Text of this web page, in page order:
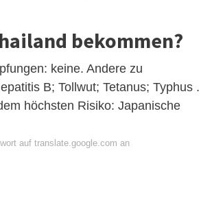
bekommen?
keine. Andere zu
B; Tollwut; Tetanus; Typhus .
höchsten Risiko: Japanische
auf translate.google.com an